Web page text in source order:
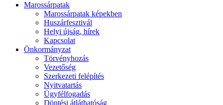
Marossárpatak
Marossárpatak képekben
Huszárfesztivál
Helyi újság, hírek
Kapcsolat
Önkormányzat
Törvényhozás
Vezetőség
Szerkezeti felépítés
Nyitvatartás
Ügyfélfogadás
Döntési átláthatóság